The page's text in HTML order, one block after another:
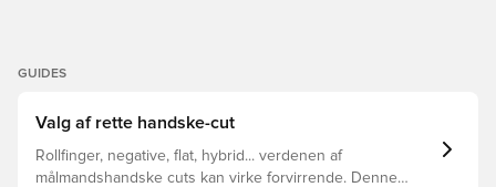
GUIDES
Valg af rette handske-cut
Rollfinger, negative, flat, hybrid... verdenen af
målmandshandske cuts kan virke forvirrende. Denne